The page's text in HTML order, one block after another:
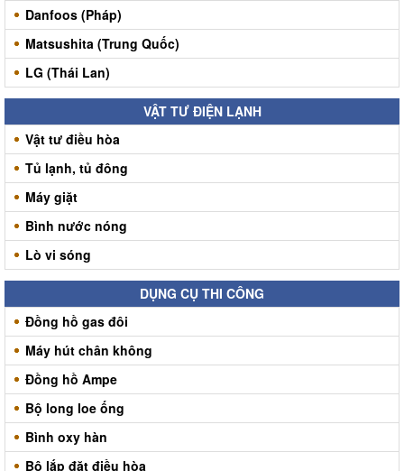
Danfoos (Pháp)
Matsushita (Trung Quốc)
LG (Thái Lan)
VẬT TƯ ĐIỆN LẠNH
Vật tư điều hòa
Tủ lạnh, tủ đông
Máy giặt
Bình nước nóng
Lò vi sóng
DỤNG CỤ THI CÔNG
Đồng hồ gas đôi
Máy hút chân không
Đồng hồ Ampe
Bộ long loe ống
Bình oxy hàn
Bộ lắp đặt điều hòa